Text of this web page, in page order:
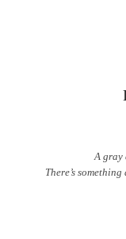
A gray
There’s